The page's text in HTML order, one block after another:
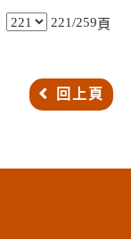
221/259頁
回上頁